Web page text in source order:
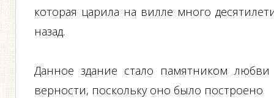
которая царила на вилле много
назад.
Данное здание стало памятником
верности, поскольку оно было построено